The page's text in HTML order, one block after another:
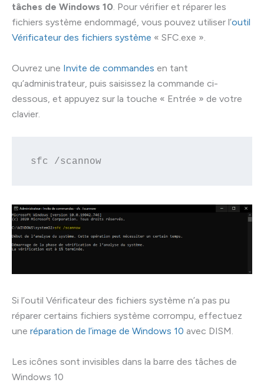
tâches de Windows 10. Pour vérifier et réparer les
fichiers système endommagé, vous pouvez utiliser l’outil
Vérificateur des fichiers système « SFC.exe ».
Ouvrez une Invite de commandes en tant
qu’administrateur, puis saisissez la commande ci-
dessous, et appuyez sur la touche « Entrée » de votre
clavier.
sfc /scannow
Si l’outil Vérificateur des fichiers système n’a pas pu
réparer certains fichiers système corrompu, effectuez
une réparation de l’image de Windows 10 avec DISM.
Les icônes sont invisibles dans la barre des tâches de
Windows 10